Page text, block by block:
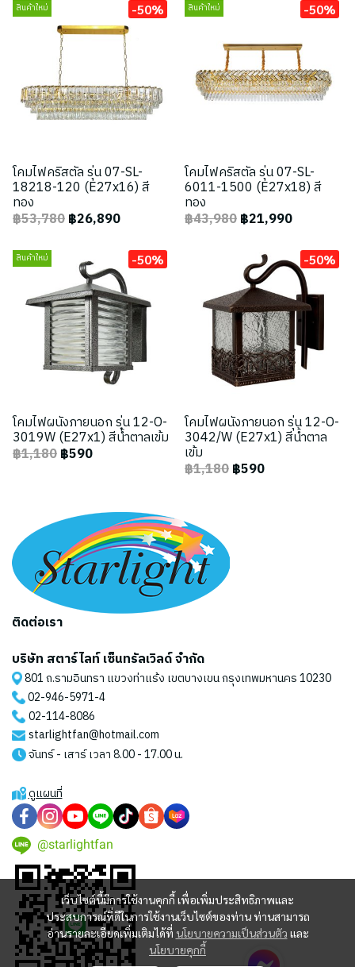
สินค้าใหม่ -50%
โคมไฟคริสตัล รุ่น 07-SL-
18218-120 (E27x16) สี
ทอง
฿53,780฿26,890
สินค้าใหม่ -50%
โคมไฟคริสตัล รุ่น 07-SL-
6011-1500 (E27x18) สี
ทอง
฿43,980฿21,990
สินค้าใหม่ -50%
โคมไฟผนังภายนอก รุ่น 12-O-
3019W (E27x1) สีน้ำตาลเข้ม
฿1,180฿590
-50%
โคมไฟผนังภายนอก รุ่น 12-O-
3042/W (E27x1) สีน้ำตาล
เข้ม
฿1,180฿590
เว็บไซต์นี้มีการใช้งานคุกกี้ เพื่อเพิ่มประสิทธิภาพและ
ประสบการณ์ที่ดีในการใช้งานเว็บไซต์ของท่าน ท่านสามารถ
อ่านรายละเอียดเพิ่มเติมได้ที่ นโยบายความเป็นส่วนตัว และ
นโยบายคุกกี้
ติดต่อเรา
บริษัท สตาร์ไลท์ เซ็นทรัลเวิลด์ จำกัด
801 ถ.รามอินทรา แขวงท่าแร้ง เขตบางเขน กรุงเทพมหานคร 10230
02-946-5971-4
02-114-8086
starlightfan@hotmail.com
จันทร์ - เสาร์ เวลา 8.00 - 17.00 น.
ดูแผนที่
@starlightfan